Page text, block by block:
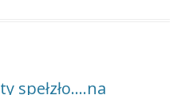
spełzło….na